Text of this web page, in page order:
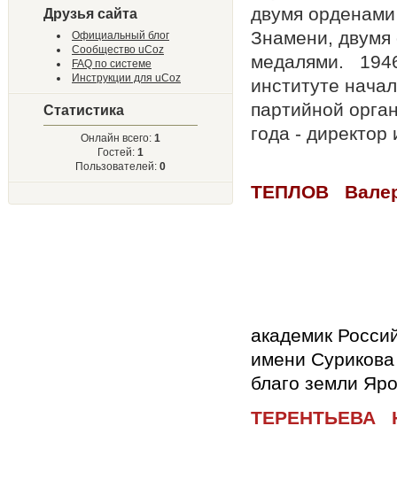
Друзья сайта
Официальный блог
Сообщество uCoz
FAQ по системе
Инструкции для uCoz
Статистика
Онлайн всего: 1
Гостей: 1
Пользователей: 0
двумя
Знамени, двумя
медалями.
институте
партийной
года -
академик
имени
благо
ТЕРЕНТЬЕВА